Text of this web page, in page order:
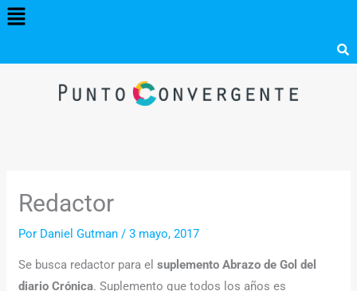
Menú
Redactor
Por Daniel Gutman/3 mayo, 2017
Se busca redactor para elsuplemento Abrazo de Gol del
diario Crónica. Suplemento que todos los años es